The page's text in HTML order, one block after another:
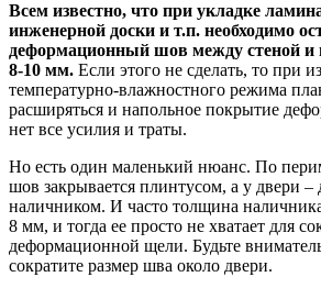
Всем известно, что при укладке
инженерной доски и т.п. необходимо
деформационный шов между стеной
8-10 мм. Если этого не сделать, то при
температурно-влажностного режима
расширяться и напольное покрытие
нет все усилия и траты.
Но есть один маленький нюанс. По
шов закрывается плинтусом, а у двери
наличником. И часто толщина
8 мм, и тогда ее просто не хватает для
деформационной щели. Будьте
сократите размер шва около двери.